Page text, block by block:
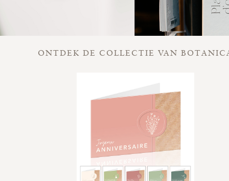
ONTDEK DE COLLECTIE VAN